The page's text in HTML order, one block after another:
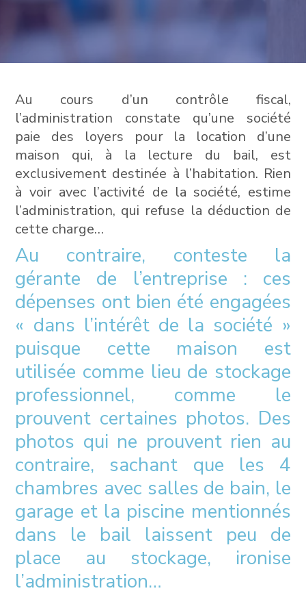
Au cours d’un contrôle fiscal,
l’administration constate qu’une société
paie des loyers pour la location d’une
maison qui, à la lecture du bail, est
exclusivement destinée à l’habitation. Rien
à voir avec l’activité de la société, estime
l’administration, qui refuse la déduction de
cette charge…
Au contraire, conteste la
gérante de l’entreprise : ces
dépenses ont bien été engagées
« dans l’intérêt de la société »
puisque cette maison est
utilisée comme lieu de stockage
professionnel, comme le
prouvent certaines photos. Des
photos qui ne prouvent rien au
contraire, sachant que les 4
chambres avec salles de bain, le
garage et la piscine mentionnés
dans le bail laissent peu de
place au stockage, ironise
l’administration…